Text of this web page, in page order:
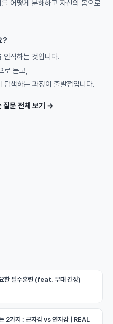
어떻게 분해하고 자신의 몸으로
?
인식하는 것입니다.
로 듣고,
탐색하는 과정이 출발점입니다.
질문 전체 보기 →
한 필수훈련 (feat. 무대 긴장)
2가지 : 근자감 vs 연자감 | REAL